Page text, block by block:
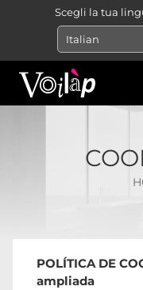
Scegli la tua
Italian
POLÍTICA DE
ampliada